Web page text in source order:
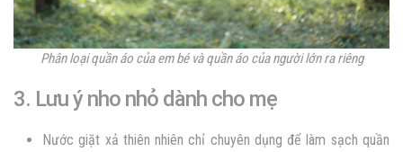
Phân loại quần áo của em bé và quần áo của người lớn ra riêng
3. Lưu ý nho nhỏ dành cho mẹ
Nước giặt xả thiên nhiên chỉ chuyên dụng để làm sạch quần